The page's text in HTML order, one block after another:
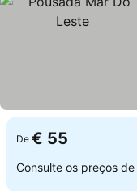
De € 55
Consulte os preços de